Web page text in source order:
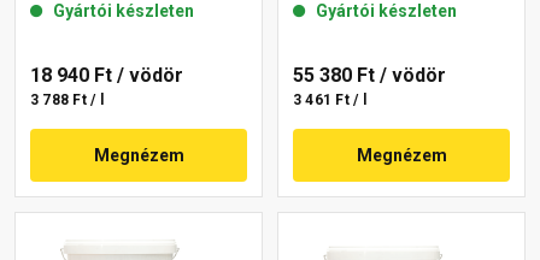
Gyártói készleten
18 940 Ft / vödör
3 788 Ft / l
Megnézem
Gyártói készleten
55 380 Ft / vödör
3 461 Ft / l
Megnézem